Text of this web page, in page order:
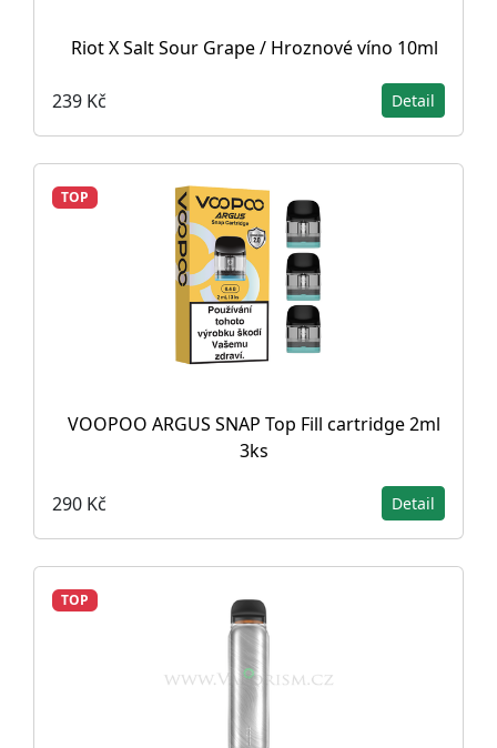
Riot X Salt Sour Grape / Hroznové víno 10ml
239 Kč Detail
TOP
VOOPOO ARGUS SNAP Top Fill cartridge 2ml
3ks
290 Kč Detail
TOP